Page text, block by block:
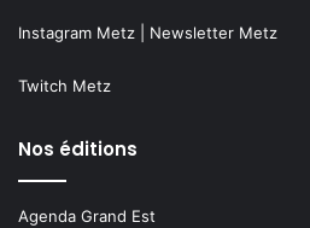
Instagram Metz Newsletter Metz
Twitch Metz
Nos éditions
Agenda Grand Est